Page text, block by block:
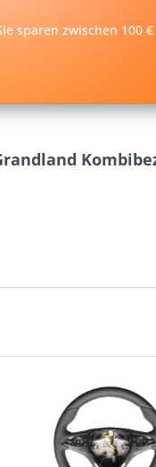
sparen zwischen 100